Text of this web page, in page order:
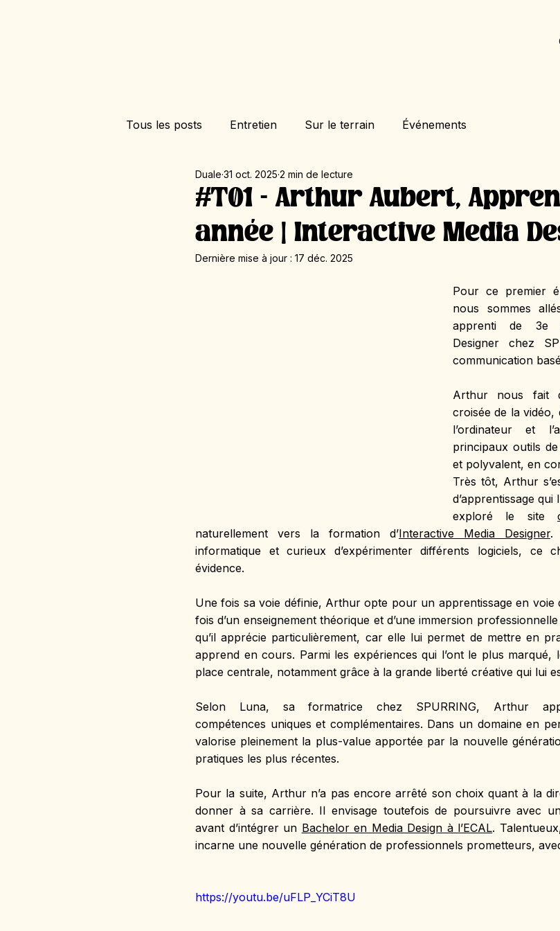
Tous les posts Entretien Sur le terrain Événements
#T01 - Arthur Aubert,
année | Interactive Media
Duale 31 oct. 2025 2 min de lecture
Dernière mise à jour : 17 déc. 2025
Pour ce premier
nous sommes
apprenti de 3e
Designer chez
communication
Arthur nous fait
croisée de la vidéo,
l’ordinateur et
principaux outils
et polyvalent, en
Très tôt, Arthur
d’apprentissage
exploré le site
naturellement vers la formation d’Interactive Media Designer.
informatique et curieux d’expérimenter différents logiciels, ce
évidence.
Une fois sa voie définie, Arthur opte pour un apprentissage en voie
fois d’un enseignement théorique et d’une immersion
qu’il apprécie particulièrement, car elle lui permet de mettre en
apprend en cours. Parmi les expériences qui l’ont le plus marqué,
place centrale, notamment grâce à la grande liberté créative qui lui
Selon Luna, sa formatrice chez SPURRING, Arthur
compétences uniques et complémentaires. Dans un domaine en
valorise pleinement la plus-value apportée par la nouvelle
pratiques les plus récentes.
Pour la suite, Arthur n’a pas encore arrêté son choix quant à la
donner à sa carrière. Il envisage toutefois de poursuivre avec
avant d’intégrer un Bachelor en Media Design à l’ECAL.
incarne une nouvelle génération de professionnels prometteurs,
https://youtu.be/uFLP_YCiT8U